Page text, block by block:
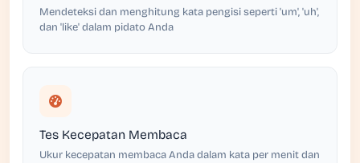
Mendeteksi dan menghitung kata pengisi seperti 'um', 'uh',
dan 'like' dalam pidato Anda
Tes Kecepatan Membaca
Ukur kecepatan membaca Anda dalam kata per menit dan